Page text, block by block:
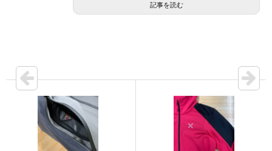
記事を読む